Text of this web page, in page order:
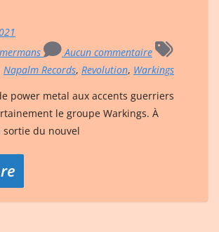
Aucun commentaire
Napalm Records, Revolution, Warkings
power metal aux accents guerriers
le groupe Warkings. À
sortie du nouvel